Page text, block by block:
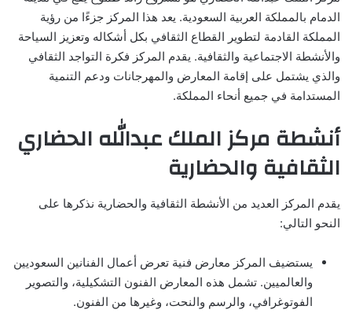
الدمام بالمملكة العربية السعودية. يعد هذا المركز جزءًا من رؤية
المملكة القادمة لتطوير القطاع الثقافي بكل أشكاله وتعزيز السياحة
والأنشطة الاجتماعية والثقافية. يقدم المركز فكرة التواجد الثقافي
والذي يشتمل على إقامة المعارض والمهرجانات ودعم التنمية
المستدامة في جميع أنحاء المملكة.
أنشطة مركز الملك عبدالله الحضاري
الثقافية والحضارية
يقدم المركز العديد من الأنشطة الثقافية والحضارية نذكرها على
النحو التالي:
يستضيف المركز معارض فنية تعرض أعمال الفنانين السعوديين
والعالميين. تشمل هذه المعارض الفنون التشكيلية، والتصوير
الفوتوغرافي، والرسم والنحت، وغيرها من الفنون.